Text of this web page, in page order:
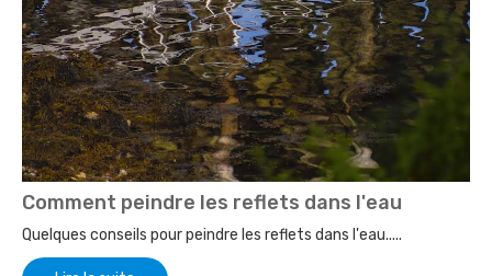
Comment peindre les reflets dans l'eau
Quelques conseils pour peindre les reflets dans l'eau.....